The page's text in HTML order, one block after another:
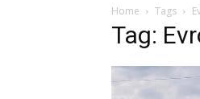
Home Tags
Tag: